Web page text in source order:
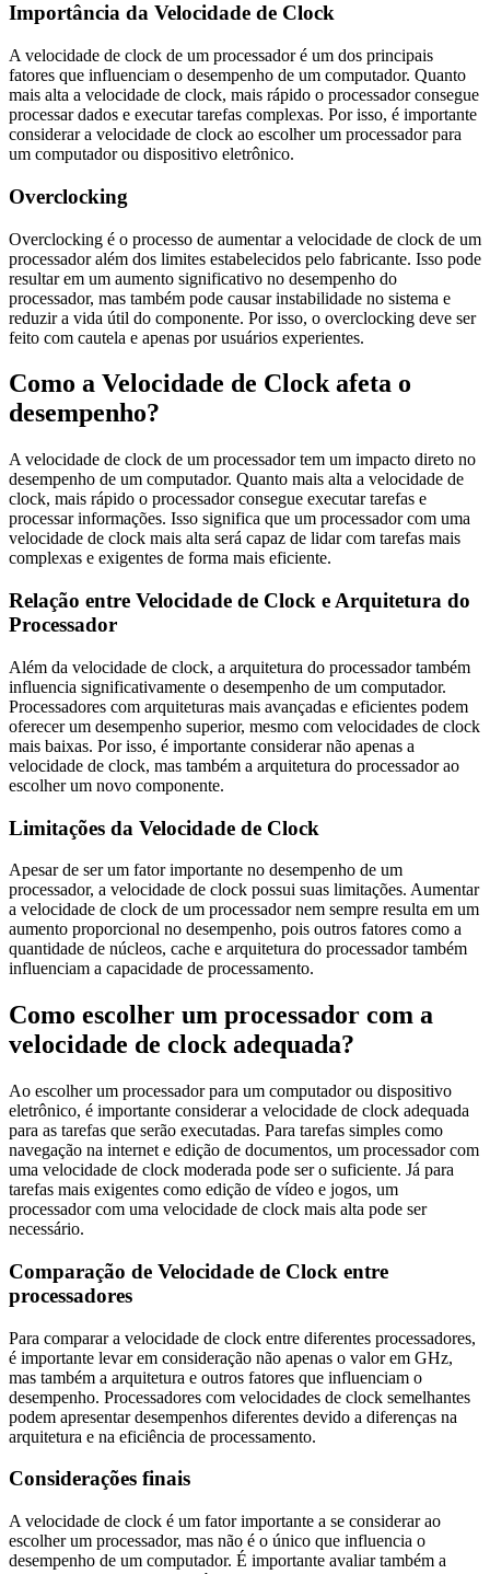
Importância da Velocidade de Clock
A velocidade de clock de um processador é um dos principais
fatores que influenciam o desempenho de um computador. Quanto
mais alta a velocidade de clock, mais rápido o processador consegue
processar dados e executar tarefas complexas. Por isso, é importante
considerar a velocidade de clock ao escolher um processador para
um computador ou dispositivo eletrônico.
Overclocking
Overclocking é o processo de aumentar a velocidade de clock de um
processador além dos limites estabelecidos pelo fabricante. Isso pode
resultar em um aumento significativo no desempenho do
processador, mas também pode causar instabilidade no sistema e
reduzir a vida útil do componente. Por isso, o overclocking deve ser
feito com cautela e apenas por usuários experientes.
Como a Velocidade de Clock afeta o
desempenho?
A velocidade de clock de um processador tem um impacto direto no
desempenho de um computador. Quanto mais alta a velocidade de
clock, mais rápido o processador consegue executar tarefas e
processar informações. Isso significa que um processador com uma
velocidade de clock mais alta será capaz de lidar com tarefas mais
complexas e exigentes de forma mais eficiente.
Relação entre Velocidade de Clock e Arquitetura do
Processador
Além da velocidade de clock, a arquitetura do processador também
influencia significativamente o desempenho de um computador.
Processadores com arquiteturas mais avançadas e eficientes podem
oferecer um desempenho superior, mesmo com velocidades de clock
mais baixas. Por isso, é importante considerar não apenas a
velocidade de clock, mas também a arquitetura do processador ao
escolher um novo componente.
Limitações da Velocidade de Clock
Apesar de ser um fator importante no desempenho de um
processador, a velocidade de clock possui suas limitações. Aumentar
a velocidade de clock de um processador nem sempre resulta em um
aumento proporcional no desempenho, pois outros fatores como a
quantidade de núcleos, cache e arquitetura do processador também
influenciam a capacidade de processamento.
Como escolher um processador com a
velocidade de clock adequada?
Ao escolher um processador para um computador ou dispositivo
eletrônico, é importante considerar a velocidade de clock adequada
para as tarefas que serão executadas. Para tarefas simples como
navegação na internet e edição de documentos, um processador com
uma velocidade de clock moderada pode ser o suficiente. Já para
tarefas mais exigentes como edição de vídeo e jogos, um
processador com uma velocidade de clock mais alta pode ser
necessário.
Comparação de Velocidade de Clock entre
processadores
Para comparar a velocidade de clock entre diferentes processadores,
é importante levar em consideração não apenas o valor em GHz,
mas também a arquitetura e outros fatores que influenciam o
desempenho. Processadores com velocidades de clock semelhantes
podem apresentar desempenhos diferentes devido a diferenças na
arquitetura e na eficiência de processamento.
Considerações finais
A velocidade de clock é um fator importante a se considerar ao
escolher um processador, mas não é o único que influencia o
desempenho de um computador. É importante avaliar também a